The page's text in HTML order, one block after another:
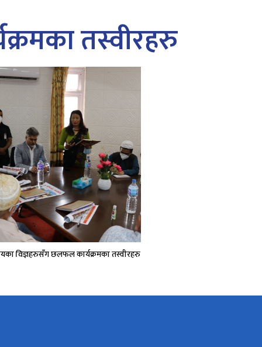
तस्वीरहरु
विज्ञहरुसँग छलफल कार्यक्रमका तस्वीरहरु